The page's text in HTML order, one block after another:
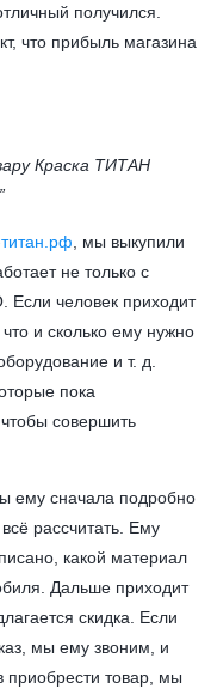
получился.
что прибыль магазина
Краска ТИТАН
титан.рф , мы выкупили
не только с
Если человек приходит
и сколько ему нужно
и т. д.
пока
совершить
ему сначала подробно
рассчитать. Ему
какой материал
Дальше приходит
скидка. Если
мы ему звоним, и
приобрести товар, мы